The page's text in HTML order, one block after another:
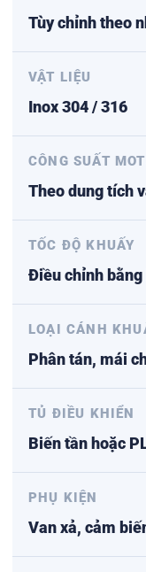
Tùy chỉnh theo
VẬT LIỆU
Inox 304 / 316
CÔNG SUẤT
Theo dung tích
TỐC ĐỘ KHUẤY
Điều chỉnh
LOẠI CÁNH
Phân tán, mái
TỦ ĐIỀU KHIỂN
Biến tần hoặc
PHỤ KIỆN
Van xả, cảm